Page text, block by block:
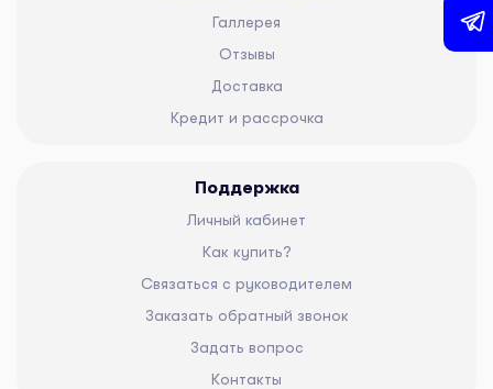
Галлерея
Отзывы
Доставка
Кредит и рассрочка
Поддержка
Личный кабинет
Как купить?
Связаться с руководителем
Заказать обратный звонок
Задать вопрос
Контакты